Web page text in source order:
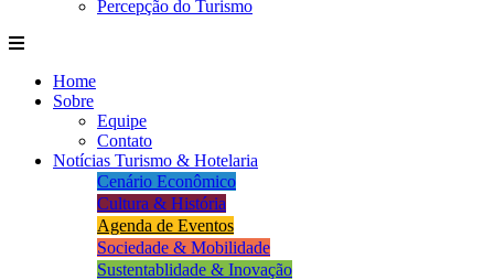
Percepção do Turismo
Home
Sobre
Equipe
Contato
Notícias Turismo & Hotelaria
Cenário Econômico
Cultura & História
Agenda de Eventos
Sociedade & Mobilidade
Sustentablidade & Inovação